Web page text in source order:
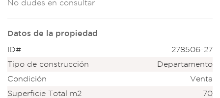
No dudes en consultar
Datos de la propiedad
ID#
278506-27
Tipo de construcción
Departamento
Condición
Venta
Superficie Total m2
70